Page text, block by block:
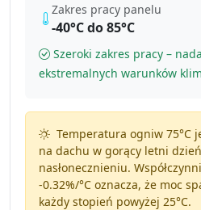
Zakres pracy panelu
-40°C do 85°C
Szeroki zakres pracy –
ekstremalnych warunków
Temperatura ogniw 75°C
na dachu w gorący letni
nasłonecznieniu.
-0.32%/°Coznacza, że moc
każdy stopień powyżej 25°C.